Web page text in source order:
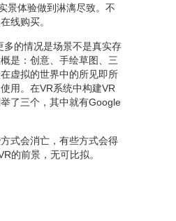
景体验做到淋漓尽致。不
线购买。
多的情况是场景不是真实存
是：创意、手绘草图、三
虚拟的世界中的所见即所
用。在VR系统中构建VR
了三个，其中就有Google
式会消亡，有些方式会得
的前景，无可比拟。